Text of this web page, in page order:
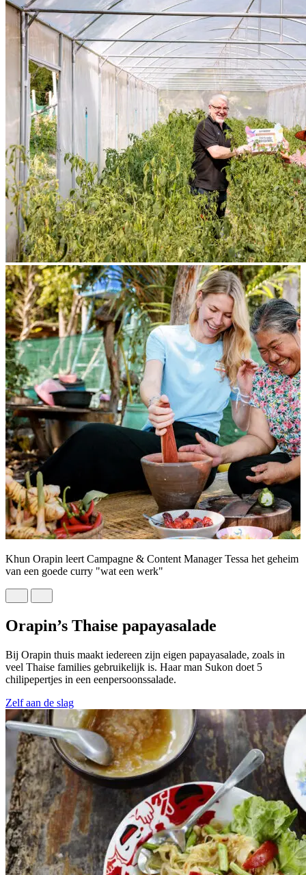
Khun Orapin leert Campagne & Content Manager Tessa het geheim
van een goede curry "wat een werk"
Orapin’s Thaise papayasalade
Bij Orapin thuis maakt iedereen zijn eigen papayasalade, zoals in
veel Thaise families gebruikelijk is. Haar man Sukon doet 5
chilipepertjes in een eenpersoonssalade.
Zelf aan de slag